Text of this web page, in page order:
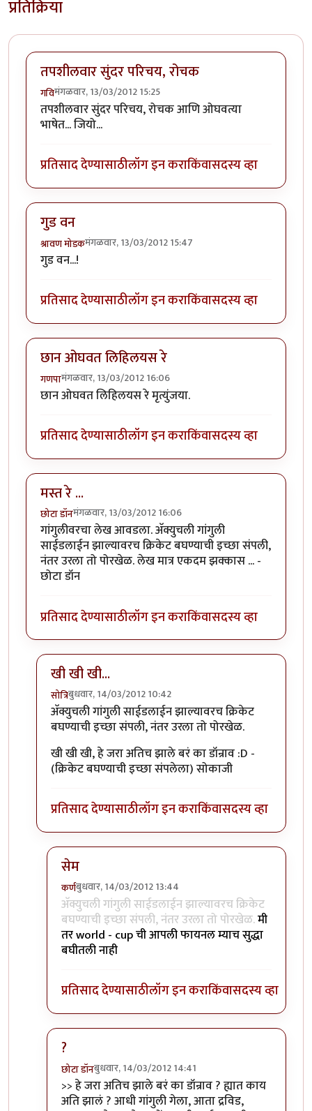
प्रतिक्रिया
तपशीलवार सुंदर परिचय, रोचक
गविमंगळवार, 13/03/2012 15:25
तपशीलवार सुंदर परिचय, रोचक आणि ओघवत्या
भाषेत... जियो...
प्रतिसाद देण्यासाठीलॉग इन कराकिंवासदस्य व्हा
गुड वन
श्रावण मोडकमंगळवार, 13/03/2012 15:47
गुड वन...!
प्रतिसाद देण्यासाठीलॉग इन कराकिंवासदस्य व्हा
छान ओघवत लिहिलयस रे
गणपामंगळवार, 13/03/2012 16:06
छान ओघवत लिहिलयस रे मृत्युंजया.
प्रतिसाद देण्यासाठीलॉग इन कराकिंवासदस्य व्हा
मस्त रे ...
छोटा डॉनमंगळवार, 13/03/2012 16:06
गांगुलीवरचा लेख आवडला. अ‍ॅक्युचली गांगुली
साईडलाईन झाल्यावरच क्रिकेट बघण्याची इच्छा संपली,
नंतर उरला तो पोरखेळ. लेख मात्र एकदम झक्कास ... -
छोटा डॉन
प्रतिसाद देण्यासाठीलॉग इन कराकिंवासदस्य व्हा
खी खी खी...
सोत्रिबुधवार, 14/03/2012 10:42
In reply toमस्त रे ...byछोटा डॉन
अ‍ॅक्युचली गांगुली साईडलाईन झाल्यावरच क्रिकेट
बघण्याची इच्छा संपली, नंतर उरला तो पोरखेळ.
खी खी खी, हे जरा अतिच झाले बरं का डॉन्राव :D -
(क्रिकेट बघण्याची इच्छा संपलेला) सोकाजी
प्रतिसाद देण्यासाठीलॉग इन कराकिंवासदस्य व्हा
सेम
कर्णबुधवार, 14/03/2012 13:44
In reply toखी खी खी...byसोत्रि
अ‍ॅक्युचली गांगुली साईडलाईन झाल्यावरच क्रिकेट
बघण्याची इच्छा संपली, नंतर उरला तो पोरखेळ.मी
तर world - cup ची आपली फायनल म्याच सुद्धा
बघीतली नाही
प्रतिसाद देण्यासाठीलॉग इन कराकिंवासदस्य व्हा
?
छोटा डॉनबुधवार, 14/03/2012 14:41
In reply toखी खी खी...byसोत्रि
>> हे जरा अतिच झाले बरं का डॉन्राव ? ह्यात काय
अति झालं ? आधी गांगुली गेला, आता द्रविड,